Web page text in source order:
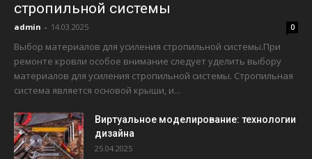
стропильной системы
admin - 14.03.2025 0
Выбор материалов для усиления стропильной системы.При
ремонте кровли особое внимание следует уделить выбору
материалов для усиления стропильной системы. Стропильная
система является основой крыши, и...
Виртуальное моделирование: технологии
дизайна
25.04.2025